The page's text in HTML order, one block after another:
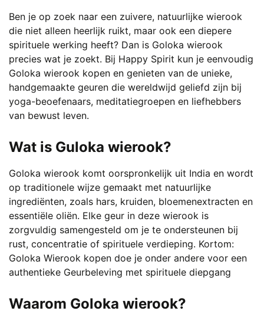
Deze
optie
kan
gekozen
worden
op
de
productpagina
Ben je op zoek naar een zuivere, natuurlijke wierook
die niet alleen heerlijk ruikt, maar ook een diepere
spirituele werking heeft? Dan is Goloka wierook
precies wat je zoekt. Bij Happy Spirit kun je eenvoudig
Goloka wierook kopen en genieten van de unieke,
handgemaakte geuren die wereldwijd geliefd zijn bij
yoga-beoefenaars, meditatiegroepen en liefhebbers
van bewust leven.
Wat is Guloka wierook?
Goloka wierook komt oorspronkelijk uit India en wordt
op traditionele wijze gemaakt met natuurlijke
ingrediënten, zoals hars, kruiden, bloemenextracten en
essentiële oliën. Elke geur in deze wierook is
zorgvuldig samengesteld om je te ondersteunen bij
rust, concentratie of spirituele verdieping. Kortom:
Goloka Wierook kopen doe je onder andere voor een
authentieke Geurbeleving met spirituele diepgang
Waarom Goloka wierook?